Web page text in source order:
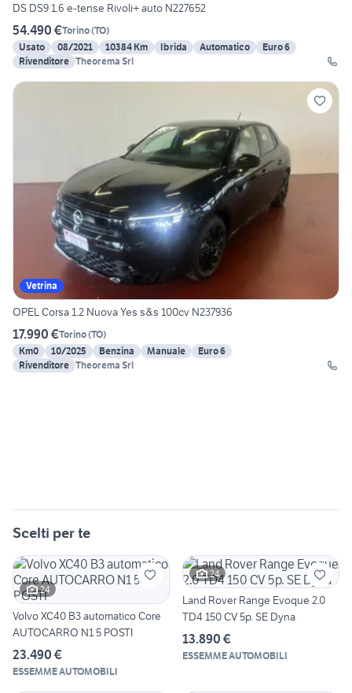
DS DS9 1.6 e-tense Rivoli+ auto N227652
54.490 €Torino(TO)
Usato
08/2021 10384 Km Ibrida Automatico
Euro 6
Rivenditore Theorema Srl
Vetrina
OPEL Corsa 1.2 Nuova Yes s&s 100cv N237936
17.990 €Torino(TO)
Km0
10/2025 Benzina Manuale
Euro 6
Rivenditore Theorema Srl
Scelti per te
24
Volvo XC40 B3 automatico Core
AUTOCARRO N1 5 POSTI
23.490 €
ESSEMME AUTOMOBILI
24
Land Rover Range Evoque 2.0
TD4 150 CV 5p. SE Dyna
13.890 €
ESSEMME AUTOMOBILI